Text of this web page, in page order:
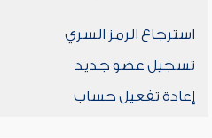
استرجاع الرمز السري
تسجيل عضو جديد
إعادة تفعيل حساب